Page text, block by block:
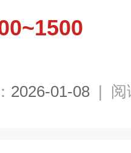
2026-01-08 | 阅